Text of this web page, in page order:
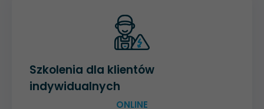
Szkolenia dla klientów
indywidualnych
ONLINE